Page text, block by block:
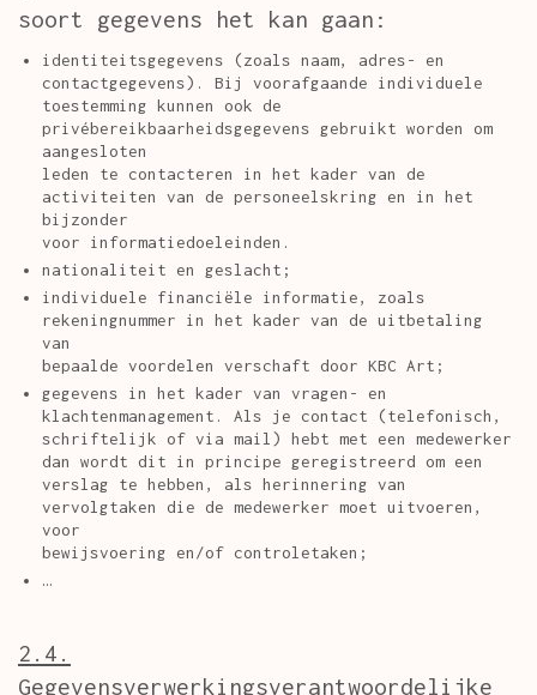
soort gegevens het kan gaan:
identiteitsgegevens (zoals naam, adres- en
contactgegevens). Bij voorafgaande individuele
toestemming kunnen ook de
privébereikbaarheidsgegevens gebruikt worden om
aangesloten
leden te contacteren in het kader van de
activiteiten van de personeelskring en in het
bijzonder
voor informatiedoeleinden.
nationaliteit en geslacht;
individuele financiële informatie, zoals
rekeningnummer in het kader van de uitbetaling
van
bepaalde voordelen verschaft door KBC Art;
gegevens in het kader van vragen- en
klachtenmanagement. Als je contact (telefonisch,
schriftelijk of via mail) hebt met een medewerker
dan wordt dit in principe geregistreerd om een
verslag te hebben, als herinnering van
vervolgtaken die de medewerker moet uitvoeren,
voor
bewijsvoering en/of controletaken;
…
2.4.
Gegevensverwerkingsverantwoordelijke